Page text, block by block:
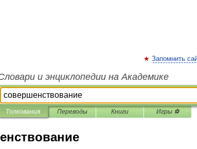
Запомнить
и энциклопедии на Академике
Толкования Переводы Книги Игры ⚽